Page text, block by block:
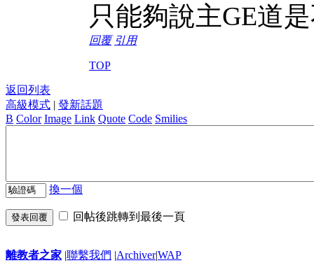
只能夠說主GE道
回覆 引用
TOP
返回列表
高級模式 | 發新話題
B Color Image Link Quote Code Smilies
換一個
發表回覆 回帖後跳轉到最後一頁
離教者之家 |聯繫我們 |Archiver|WAP